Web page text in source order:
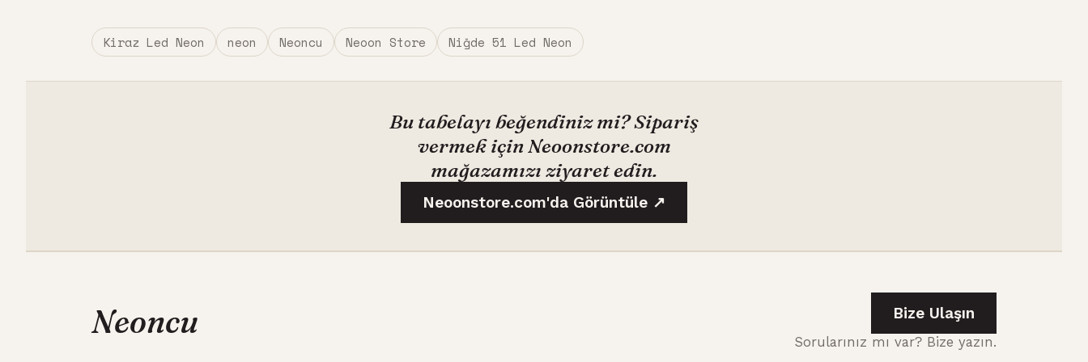
Kiraz Led Neon neon Neoncu Neoon Store Niğde 51 Led Neon
Bu tabelayı beğendiniz mi? Sipariş
vermek için Neoonstore.com
mağazamızı ziyaret edin.
Neoonstore.com'da Görüntüle ↗
Neoncu Bize Ulaşın
Sorularınız mı var? Bize yazın.